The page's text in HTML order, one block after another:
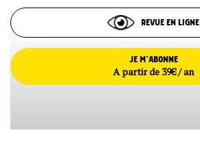
REVUE EN LIGNE
JE M’ABONNE
A partir de 39€ / an